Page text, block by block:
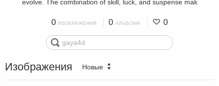
evolve. The combination of skill, luck, and suspense mak
0 ИЗОБРАЖЕНИЯ 0 АЛЬБОМА 0
Изображения Новые